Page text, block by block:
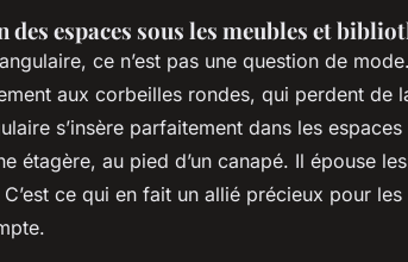
espaces sous les meubles et
ce n’est pas une question de
aux corbeilles rondes, qui perdent de
s’insère parfaitement dans les
étagère, au pied d’un canapé. Il épouse
ce qui en fait un allié précieux pour